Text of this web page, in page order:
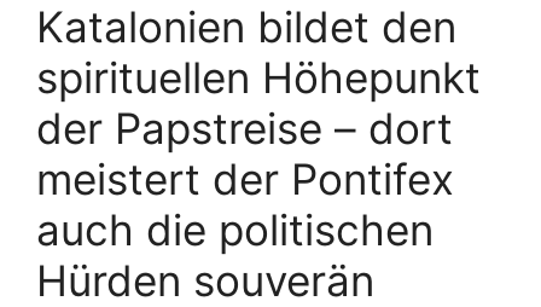
Katalonien bildet den
spirituellen Höhepunkt
der Papstreise – dort
meistert der Pontifex
auch die politischen
Hürden souverän